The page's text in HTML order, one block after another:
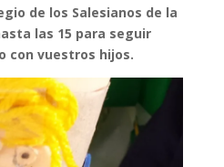
de los Salesianos de la
las 15 para seguir
con vuestros hijos.